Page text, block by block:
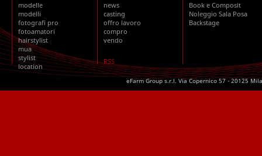
modelle
modelli
fotografi pro
fotoamatori
hairstylist
mua
stylist
location
news
casting
offro lavoro
compro
vendo
RSS
Book e Composit
Noleggio Sala Posa
Backstage
eFarm Group s.r.l. Via Copernico 57 - 20125